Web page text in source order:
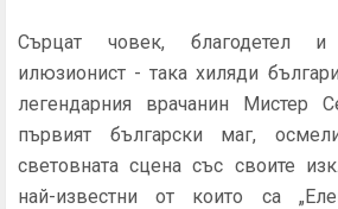
Сърцат човек, благодетел
илюзионист - така хиляди
легендарния врачанин Мистер
първият български маг,
световната сцена със своите
най-известни от които са